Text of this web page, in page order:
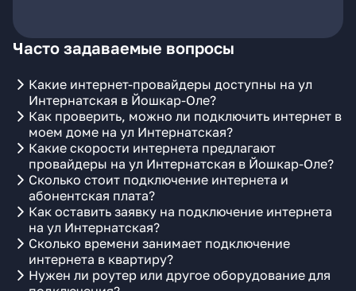
Часто задаваемые вопросы
Какие интернет-провайдеры доступны на ул
Интернатская в Йошкар-Оле?
Как проверить, можно ли подключить интернет в
моем доме на ул Интернатская?
Какие скорости интернета предлагают
провайдеры на ул Интернатская в Йошкар-Оле?
Сколько стоит подключение интернета и
абонентская плата?
Как оставить заявку на подключение интернета
на ул Интернатская?
Сколько времени занимает подключение
интернета в квартиру?
Нужен ли роутер или другое оборудование для